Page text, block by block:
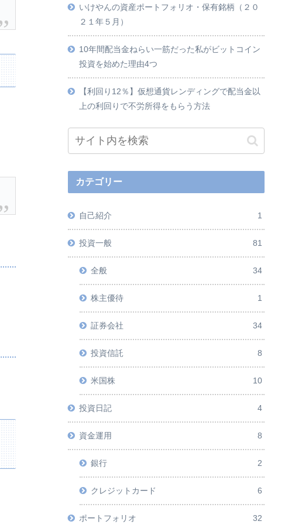
いけやんの資産ポートフォリオ・保有銘柄（２０
２１年５月）
10年間配当金ねらい一筋だった私がビットコイン
投資を始めた理由4つ
【利回り12％】仮想通貨レンディングで配当金以
上の利回りで不労所得をもらう方法
カテゴリー
自己紹介 1
投資一般 81
全般 34
株主優待 1
証券会社 34
投資信託 8
米国株 10
投資日記 4
資金運用 8
銀行 2
クレジットカード 6
ポートフォリオ 32